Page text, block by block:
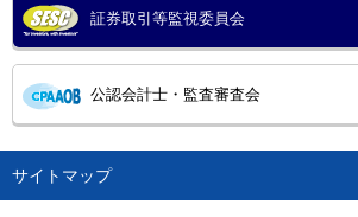
証券取引等監視委員会
公認会計士・監査審査会
サイトマップ